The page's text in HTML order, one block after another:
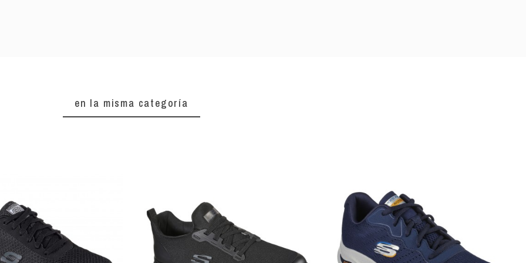
Mocasín Skechers
€ 69,95 € 59,95 €
y
todo el
Skechers PROVEN-
SUTTER te ofrece
Skechers con elásticos
autoajustable
Calzado skechers sin
cordones Classic Fit.
en la misma categoría